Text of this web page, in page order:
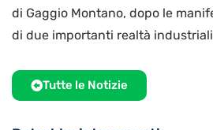
di Gaggio Montano, dopo le
di due importanti realtà
Tutte le Notizie